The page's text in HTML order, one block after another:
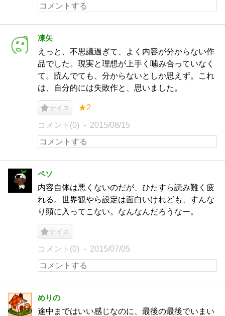
凍矢
えっと、不思議過ぎて、よく内容が分からない作
品でした。現実と理想が上手く噛み合っていなく
て。読んでても、分からないとしか思えず。これ
は、自分的には失敗作と、思いました。
ナイス ★2
コメント(0) 2015/08/15
ペソ
内容自体は悪くないのだが、ひたすら読み難く疲
れる。世界観やら設定は面白いけれども、すんな
り頭に入ってこない。なんなんだろうなー。
ナイス
コメント(0) 2015/07/05
めりの
途中まではいい感じなのに、最後の最後でいまい